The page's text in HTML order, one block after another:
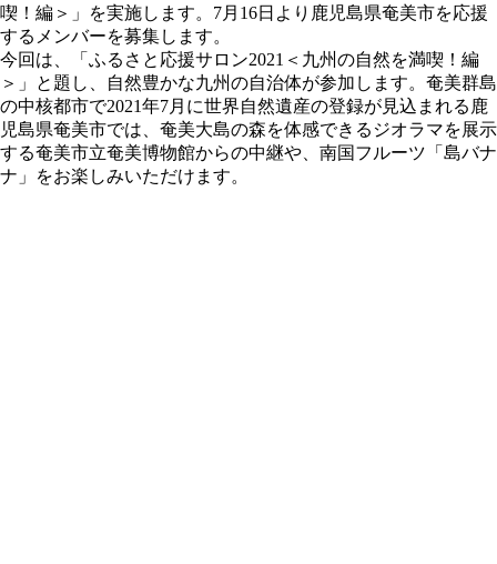
喫！編＞」を実施します。7月16日より鹿児島県奄美市を応援
するメンバーを募集します。
今回は、「ふるさと応援サロン2021＜九州の自然を満喫！編
＞」と題し、自然豊かな九州の自治体が参加します。奄美群島
の中核都市で2021年7月に世界自然遺産の登録が見込まれる鹿
児島県奄美市では、奄美大島の森を体感できるジオラマを展示
する奄美市立奄美博物館からの中継や、南国フルーツ「島バナ
ナ」をお楽しみいただけます。